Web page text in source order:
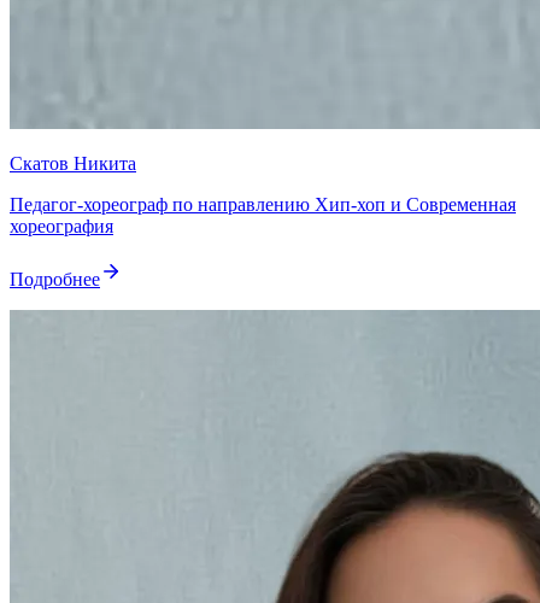
Скатов Никита
Педагог-хореограф по направлению Хип-хоп и Современная
хореография
Подробнее